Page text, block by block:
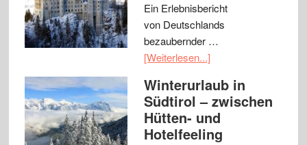
Ein Erlebnisbericht
von Deutschlands
bezaubernder …
[Weiterlesen...]
Winterurlaub in
Südtirol – zwischen
Hütten- und
Hotelfeeling